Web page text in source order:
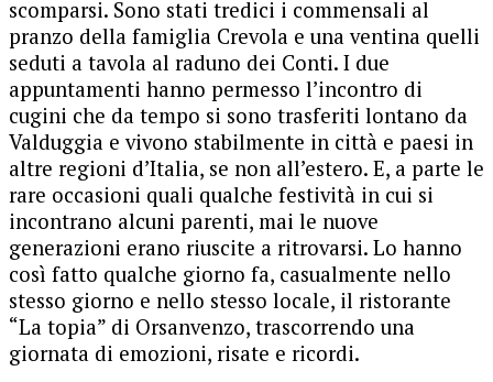
scomparsi. Sono stati tredici i commensali al
pranzo della famiglia Crevola e una ventina quelli
seduti a tavola al raduno dei Conti. I due
appuntamenti hanno permesso l’incontro di
cugini che da tempo si sono trasferiti lontano da
Valduggia e vivono stabilmente in città e paesi in
altre regioni d’Italia, se non all’estero. E, a parte le
rare occasioni quali qualche festività in cui si
incontrano alcuni parenti, mai le nuove
generazioni erano riuscite a ritrovarsi. Lo hanno
così fatto qualche giorno fa, casualmente nello
stesso giorno e nello stesso locale, il ristorante
“La topia” di Orsanvenzo, trascorrendo una
giornata di emozioni, risate e ricordi.